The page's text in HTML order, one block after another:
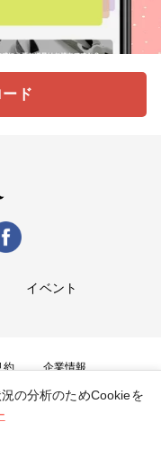
ド
イベント
約 企業情報
Rights Reserved.
の分析のためCookieを